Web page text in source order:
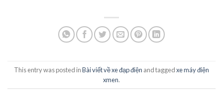
This entry was posted inBài viết về xe đạp điện and taggedxe máy điện
xmen.